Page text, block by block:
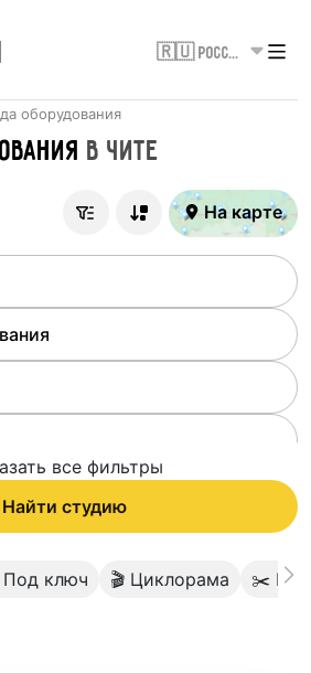
🇷🇺 Россия
оборудования
в Чите
На карте
все фильтры
Найти студию
Под ключ 🎬 Циклорама ✂️